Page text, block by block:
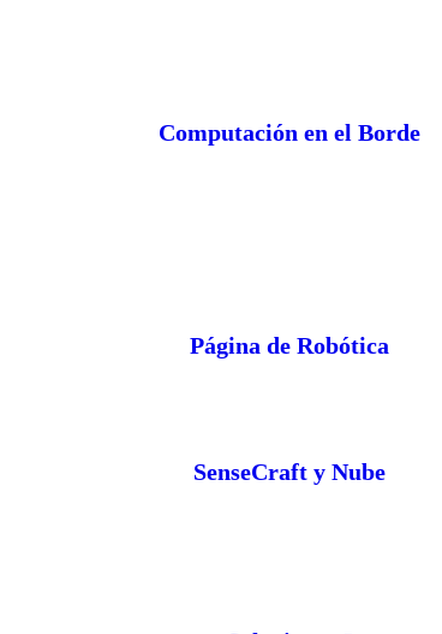
Computación en el Borde
Página de Robótica
SenseCraft y Nube